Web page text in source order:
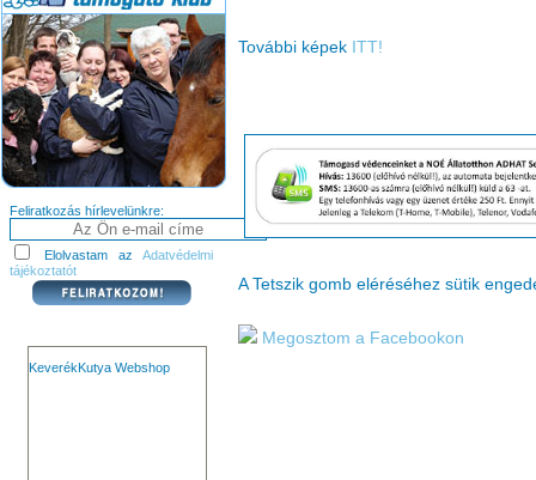
Feliratkozás hírlevelünkre:
Elolvastam az Adatvédelmi
tájékoztatót
KeverékKutya Webshop
További képek ITT!
A Tetszik gomb eléréséhez sütik
Megosztom a Facebookon